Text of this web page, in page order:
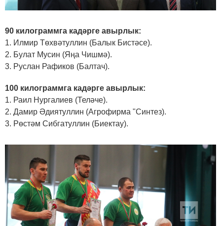
90 килограммга кадәрге авырлык:
1. Илмир Төхвәтуллин (Балык Бистәсе).
2. Булат Мусин (Яңа Чишмә).
3. Руслан Рафиков (Балтач).
100 килограммга кадәрге авырлык:
1. Раил Нургалиев (Теләче).
2. Дамир Әдиятуллин (Агрофирма "Синтез).
3. Рөстәм Сибгатуллин (Биектау).